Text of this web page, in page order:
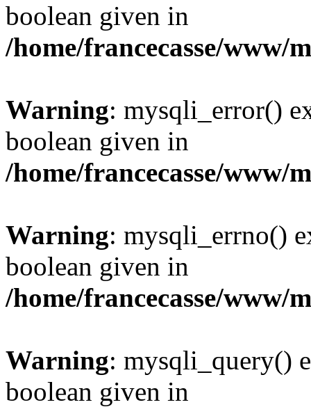
boolean given in
/home/francecasse/www/
Warning: mysqli_error()
boolean given in
/home/francecasse/www/
Warning: mysqli_errno()
boolean given in
/home/francecasse/www/
Warning: mysqli_query()
boolean given in